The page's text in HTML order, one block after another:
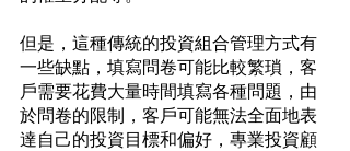
但是，這種傳統的投資組合管理方式有
一些缺點，填寫問卷可能比較繁瑣，客
戶需要花費大量時間填寫各種問題，由
於問卷的限制，客戶可能無法全面地表
達自己的投資目標和偏好，專業投資顧